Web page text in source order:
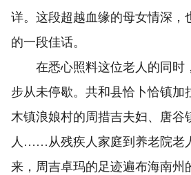
详。这段超越血缘的母女情深，
的一段佳话。
在悉心照料这位老人的同时
步从未停歇。共和县恰卜恰镇加
木镇浪娘村的周措吉夫妇、唐谷
人……从残疾人家庭到养老院老
来，周吉卓玛的足迹遍布海南州